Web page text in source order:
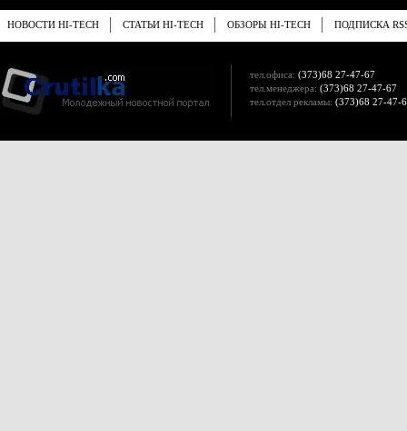
НОВОСТИ HI-TECH СТАТЬИ HI-TECH ОБЗОРЫ HI-TECH ПОДПИСКА
тел.офиса: (373)68 27-47-67
тел.менеджера: (373)68 27-47-67
тел.отдел рекламы: (373)68 27-47-